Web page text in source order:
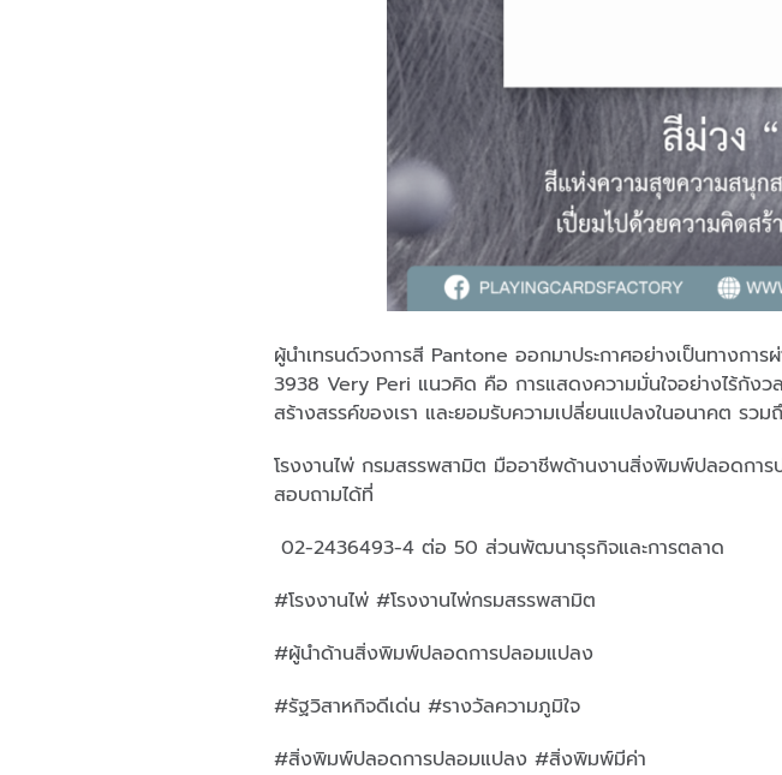
ผู้นำเทรนด์วงการสี Pantone ออกมาประกาศอย่างเป็นทางกา
3938 Very Peri แนวคิด คือ การแสดงความมั่นใจอย่างไร้กั
สร้างสรรค์ของเรา และยอมรับความเปลี่ยนแปลงในอนาคต รว
โรงงานไพ่ กรมสรรพสามิต มืออาชีพด้านงานสิ่งพิมพ์ปลอดกา
สอบถามได้ที่
02-2436493-4 ต่อ 50 ส่วนพัฒนาธุรกิจและการตลาด
#โรงงานไพ่ #โรงงานไพ่กรมสรรพสามิต
#ผู้นำด้านสิ่งพิมพ์ปลอดการปลอมแปลง
#รัฐวิสาหกิจดีเด่น #รางวัลความภูมิใจ
#สิ่งพิมพ์ปลอดการปลอมแปลง #สิ่งพิมพ์มีค่า